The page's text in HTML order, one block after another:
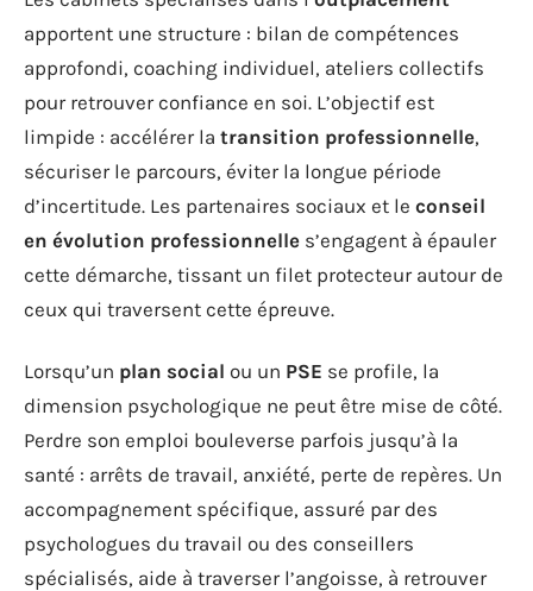
apportent une structure : bilan de compétences
approfondi, coaching individuel, ateliers collectifs
pour retrouver confiance en soi. L’objectif est
limpide : accélérer la transition professionnelle,
sécuriser le parcours, éviter la longue période
d’incertitude. Les partenaires sociaux et le conseil
en évolution professionnelle s’engagent à épauler
cette démarche, tissant un filet protecteur autour de
ceux qui traversent cette épreuve.
Lorsqu’un plan social ou un PSE se profile, la
dimension psychologique ne peut être mise de côté.
Perdre son emploi bouleverse parfois jusqu’à la
santé : arrêts de travail, anxiété, perte de repères. Un
accompagnement spécifique, assuré par des
psychologues du travail ou des conseillers
spécialisés, aide à traverser l’angoisse, à retrouver